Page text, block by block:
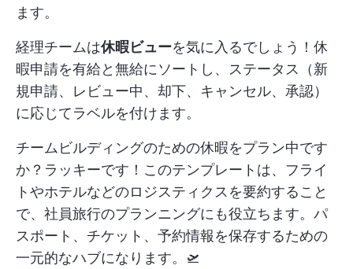
ます。
経理チームは休暇ビューを気に入るでしょう！休
暇申請を有給と無給にソートし、ステータス（新
規申請、レビュー中、却下、キャンセル、承認）
に応じてラベルを付けます。
チームビルディングのための休暇をプラン中です
か？ラッキーです！このテンプレートは、フライ
トやホテルなどのロジスティクスを要約すること
で、社員旅行のプランニングにも役立ちます。パ
スポート、チケット、予約情報を保存するための
一元的なハブになります。🛫